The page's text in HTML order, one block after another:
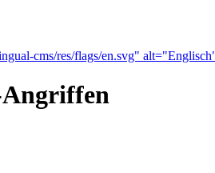
cms/res/flags/en.svg"
Angriffen